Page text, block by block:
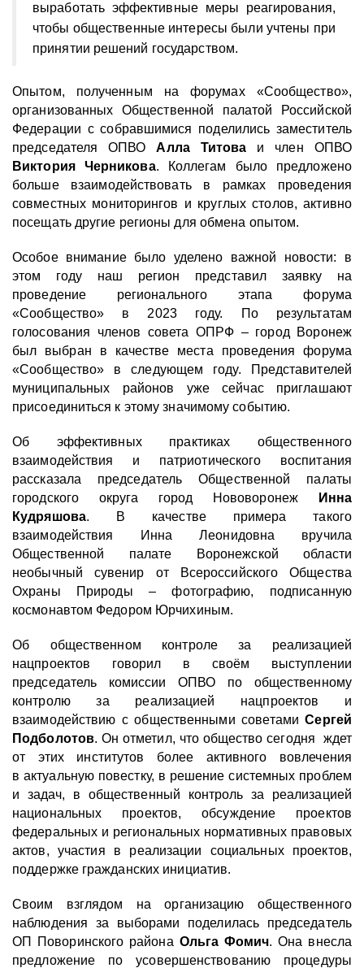
выработать эффективные меры реагирования,
чтобы общественные интересы были учтены при
принятии решений государством.
Опытом, полученным на форумах «Сообщество»,
организованных Общественной палатой Российской
Федерации с собравшимися поделились заместитель
председателя ОПВО Алла Титова и член ОПВО
Виктория Черникова. Коллегам было предложено
больше взаимодействовать в рамках проведения
совместных мониторингов и круглых столов, активно
посещать другие регионы для обмена опытом.
Особое внимание было уделено важной новости: в
этом году наш регион представил заявку на
проведение регионального этапа форума
«Сообщество» в 2023 году. По результатам
голосования членов совета ОПРФ – город Воронеж
был выбран в качестве места проведения форума
«Сообщество» в следующем году. Представителей
муниципальных районов уже сейчас приглашают
присоединиться к этому значимому событию.
Об эффективных практиках общественного
взаимодействия и патриотического воспитания
рассказала председатель Общественной палаты
городского округа город Нововоронеж
Инна
Кудряшова. В качестве примера такого
взаимодействия Инна Леонидовна вручила
Общественной палате Воронежской области
необычный сувенир от Всероссийского Общества
Охраны Природы – фотографию, подписанную
космонавтом Федором Юрчихиным.
Об общественном контроле за реализацией
нацпроектов говорил в своём выступлении
председатель комиссии ОПВО по общественному
контролю за реализацией нацпроектов и
взаимодействию с общественными советамиСергей
Подболотов. Он отметил, что общество сегодня ждет
от этих институтов более активного вовлечения
в актуальную повестку, в решение системных проблем
и задач, в общественный контроль за реализацией
национальных проектов, обсуждение проектов
федеральных и региональных нормативных правовых
актов, участия в реализации социальных проектов,
поддержке гражданских инициатив.
Своим взглядом на организацию общественного
наблюдения за выборами поделилась председатель
ОП Поворинского района Ольга Фомич. Она внесла
предложение по усовершенствованию процедуры